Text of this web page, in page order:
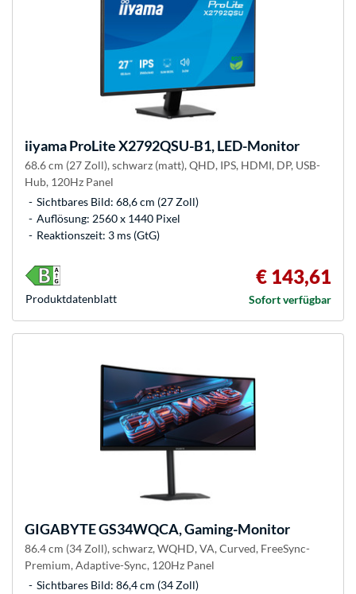
iiyamaProLite X2792QSU-B1, LED-Monitor
68.6 cm (27 Zoll), schwarz (matt), QHD, IPS, HDMI, DP, USB-
Hub, 120Hz Panel
Sichtbares Bild: 68,6 cm (27 Zoll)
Auflösung: 2560 x 1440 Pixel
Reaktionszeit: 3 ms (GtG)
€ 143,61
Sofort verfügbar
Produkt­datenblatt
GIGABYTEGS34WQCA, Gaming-Monitor
86.4 cm (34 Zoll), schwarz, WQHD, VA, Curved, FreeSync-
Premium, Adaptive-Sync, 120Hz Panel
Sichtbares Bild: 86,4 cm (34 Zoll)